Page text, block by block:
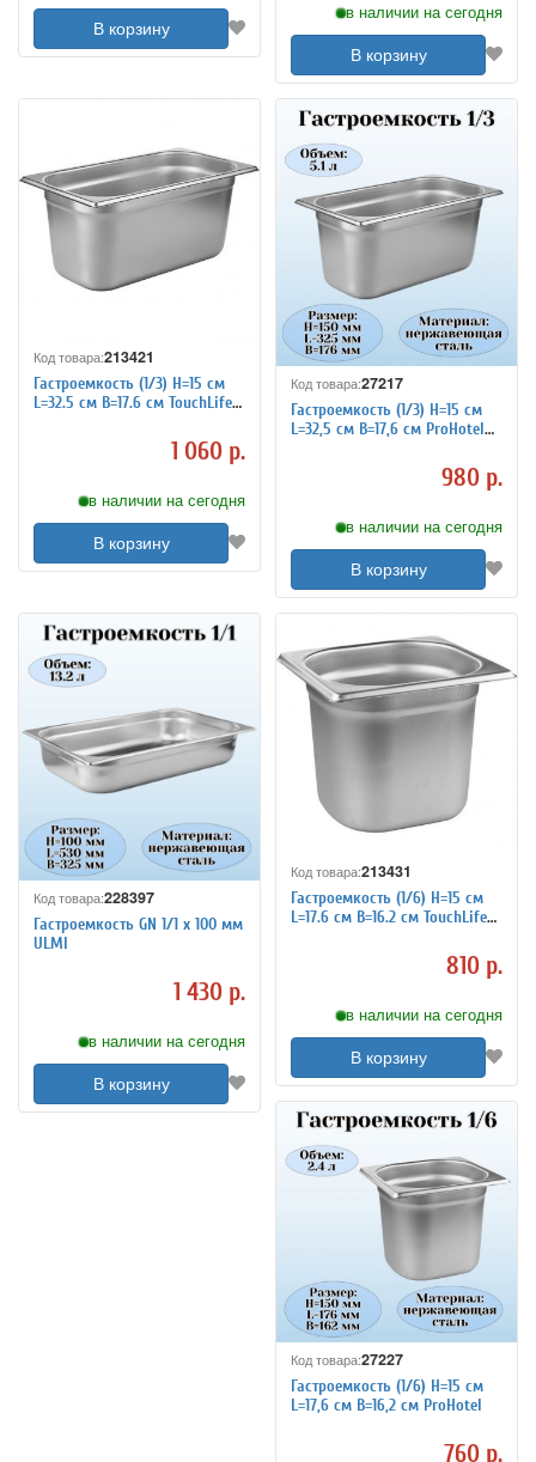
В корзину
в наличии на сегодня
В корзину
Код товара:213421
Гастроемкость (1/3) H=15 см
L=32.5 см B=17.6 см TouchLife
1 060 р.
в наличии на сегодня
В корзину
Код товара:27217
Гастроемкость (1/3) H=15 см
L=32,5 см B=17,6 см ProHotel
980 р.
в наличии на сегодня
В корзину
Код товара:228397
Гастроемкость GN 1/1 х 100 мм
ULMI
1 430 р.
в наличии на сегодня
В корзину
Код товара:213431
Гастроемкость (1/6) H=15 см
L=17.6 см B=16.2 см TouchLife
810 р.
в наличии на сегодня
В корзину
Код товара:27227
Гастроемкость (1/6) H=15 см
L=17,6 см B=16,2 см ProHotel
760 р.